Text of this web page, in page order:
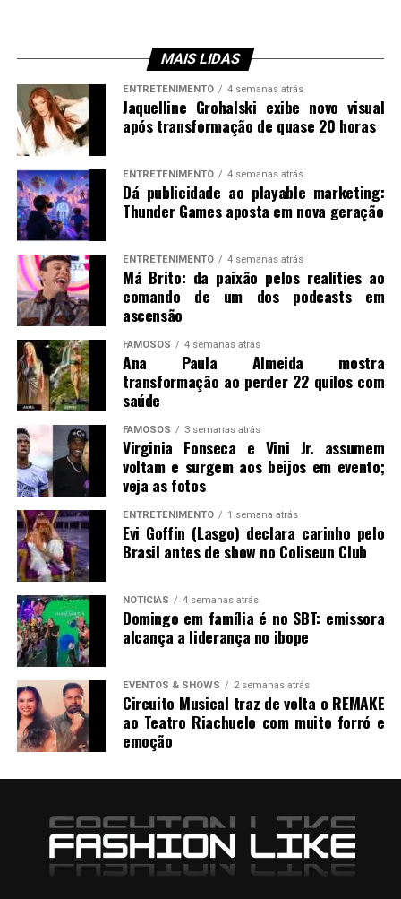
MAIS LIDAS
ENTRETENIMENTO 4 semanas atrás
Jaquelline Grohalski exibe novo visual
após transformação de quase 20 horas
ENTRETENIMENTO 4 semanas atrás
Dá publicidade ao playable marketing:
Thunder Games aposta em nova geração
ENTRETENIMENTO 4 semanas atrás
Má Brito: da paixão pelos realities ao
comando de um dos podcasts em
ascensão
FAMOSOS 4 semanas atrás
Ana Paula Almeida mostra
transformação ao perder 22 quilos com
saúde
FAMOSOS 3 semanas atrás
Virginia Fonseca e Vini Jr. assumem
voltam e surgem aos beijos em evento;
veja as fotos
ENTRETENIMENTO 1 semana atrás
Evi Goffin (Lasgo) declara carinho pelo
Brasil antes de show no Coliseun Club
NOTICIAS 4 semanas atrás
Domingo em família é no SBT: emissora
alcança a liderança no ibope
EVENTOS & SHOWS 2 semanas atrás
Circuito Musical traz de volta o REMAKE
ao Teatro Riachuelo com muito forró e
emoção